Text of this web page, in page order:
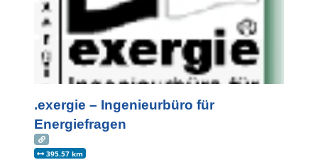
.exergie – Ingenieurbüro für
Energiefragen
395.57 km